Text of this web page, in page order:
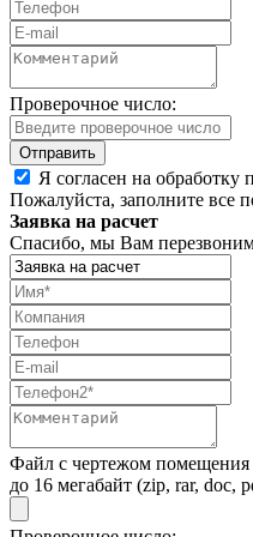
Проверочное число:
Я согласен на
Пожалуйста, заполните все
Заявка на расчет
Спасибо, мы Вам
Файл с чертежом
до 16 мегабайт (zip, rar, doc,